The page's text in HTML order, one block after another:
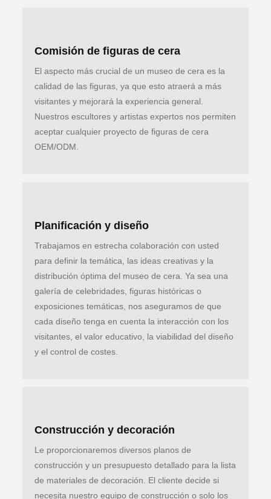
Comisión de figuras de cera
El aspecto más crucial de un museo de cera es la
calidad de las figuras, ya que esto atraerá a más
visitantes y mejorará la experiencia general.
Nuestros escultores y artistas expertos nos permiten
aceptar cualquier proyecto de figuras de cera
OEM/ODM.
Planificación y diseño
Trabajamos en estrecha colaboración con usted
para definir la temática, las ideas creativas y la
distribución óptima del museo de cera. Ya sea una
galería de celebridades, figuras históricas o
exposiciones temáticas, nos aseguramos de que
cada diseño tenga en cuenta la interacción con los
visitantes, el valor educativo, la viabilidad del diseño
y el control de costes.
Construcción y decoración
Le proporcionaremos diversos planos de
construcción y un presupuesto detallado para la lista
de materiales de decoración. El cliente decide si
necesita nuestro equipo de construcción o solo los